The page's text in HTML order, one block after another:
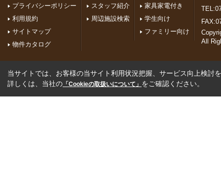
プライバシーポリシー
利用規約
サイトマップ
物件カタログ
スタッフ紹介
周辺施設検索
家具家電付き
学生向け
ファミリー向け
All
当サイトでは、お客様の当サイト利用状況把握、サービス向上検討
詳しくは、当社の 「Cookieの取扱いについて」 をご確認ください。